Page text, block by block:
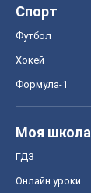
Спорт
Футбол
Хокей
Формула-1
Моя школа
ГДЗ
Онлайн уроки